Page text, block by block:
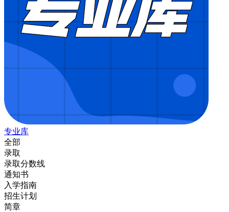
专业库
全部
录取
录取分数线
通知书
入学指南
招生计划
简章